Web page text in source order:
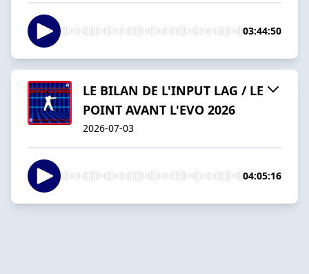
03:44:50
LE BILAN DE L'INPUT LAG / LE
POINT AVANT L'EVO 2026
2026-07-03
04:05:16